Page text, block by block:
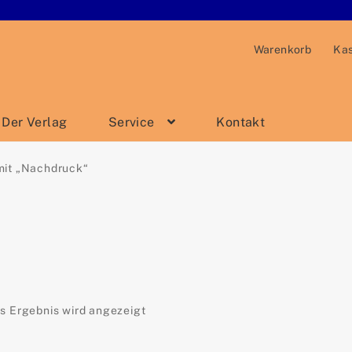
Warenkorb
Der Verlag Service Kontakt
„Nachdruck“
Ergebnis wird angezeigt